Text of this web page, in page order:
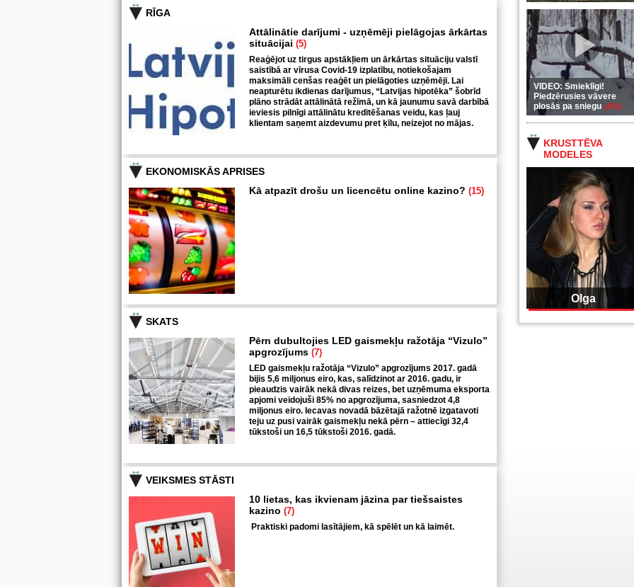
VIDEO: Smieklīgi!
Piedzērusies vāvere
plosās pa sniegu (255)
KRUSTTĒVA
MODELES
Olga
RĪGA
Attālinātie darījumi - uzņēmēji pielāgojas ārkārtas
situācijai (5)
Reaģējot uz tirgus apstākļiem un ārkārtas situāciju valstī
saistībā ar vīrusa Covid-19 izplatību, notiekošajam
maksimāli cenšas reaģēt un pielāgoties uzņēmēji. Lai
neapturētu ikdienas darījumus, “Latvijas hipotēka” šobrīd
plāno strādāt attālinātā režīmā, un kā jaunumu savā darbībā
ieviesis pilnīgi attālinātu kreditēšanas veidu, kas ļauj
klientam saņemt aizdevumu pret ķīlu, neizejot no mājas.
EKONOMISKĀS APRISES
Kā atpazīt drošu un licencētu online kazino? (15)
SKATS
Pērn dubultojies LED gaismekļu ražotāja “Vizulo”
apgrozījums (7)
LED gaismekļu ražotāja “Vizulo” apgrozījums 2017. gadā
bijis 5,6 miljonus eiro, kas, salīdzinot ar 2016. gadu, ir
pieaudzis vairāk nekā divas reizes, bet uzņēmuma eksporta
apjomi veidojuši 85% no apgrozījuma, sasniedzot 4,8
miljonus eiro. Iecavas novadā bāzētajā ražotnē izgatavoti
teju uz pusi vairāk gaismekļu nekā pērn – attiecīgi 32,4
tūkstoši un 16,5 tūkstoši 2016. gadā.
VEIKSMES STĀSTI
10 lietas, kas ikvienam jāzina par tiešsaistes
kazino (7)
Praktiski padomi lasītājiem, kā spēlēt un kā laimēt.